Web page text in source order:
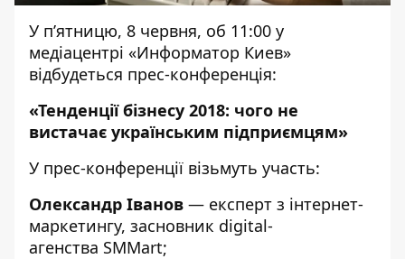
У п’ятницю, 8 червня, об 11:00 у
медіацентрі «Информатор Киев»
відбудеться прес-конференція:
«Тенденції бізнесу 2018: чого не
вистачає українським підприємцям»
У прес-конференції візьмуть участь:
Олександр Іванов — експерт з інтернет-
маркетингу, засновник digital-
агенства SMMart;